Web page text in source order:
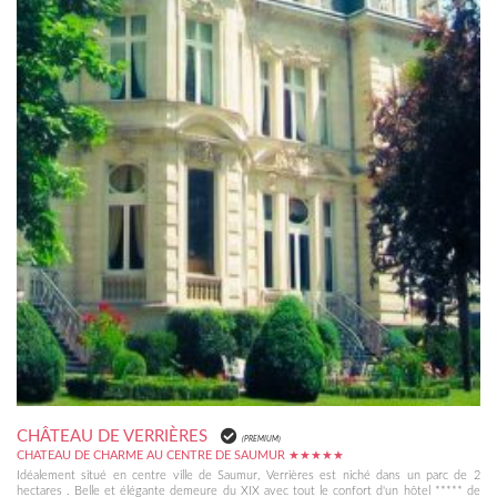
CHÂTEAU DE VERRIÈRES (PREMIUM)
CHATEAU DE CHARME AU CENTRE DE SAUMUR ★★★★★
Idéalement situé en centre ville de Saumur, Verrières est niché dans un parc de 2
hectares . Belle et élégante demeure du XIX avec tout le confort d'un hôtel ***** de